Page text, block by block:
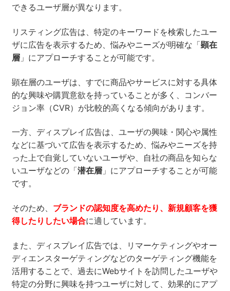
できるユーザ層が異なります。
リスティング広告は、特定のキーワードを検索したユー
ザに広告を表示するため、悩みやニーズが明確な「顕在
層」にアプローチすることが可能です。
顕在層のユーザは、すでに商品やサービスに対する具体
的な興味や購買意欲を持っていることが多く、コンバー
ジョン率（CVR）が比較的高くなる傾向があります。
一方、ディスプレイ広告は、ユーザの興味・関心や属性
などに基づいて広告を表示するため、悩みやニーズを持
った上で自覚していないユーザや、自社の商品を知らな
いユーザなどの「潜在層」にアプローチすることが可能
です。
そのため、 ブランドの認知度を高めたり、新規顧客を獲
得したりしたい場合に適しています。
また、ディスプレイ広告では、リマーケティングやオー
ディエンスターゲティングなどのターゲティング機能を
活用することで、過去にWebサイトを訪問したユーザや
特定の分野に興味を持つユーザに対して、効果的にアプ